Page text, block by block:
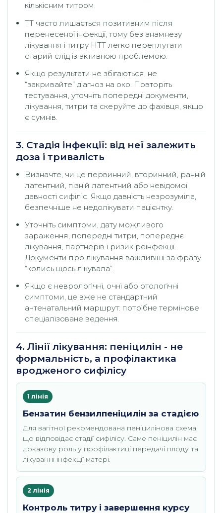
кількісним титром.
ТТ часто лишається позитивним після
перенесеної інфекції, тому без анамнезу
лікування і титру НТТ легко переплутати
старий слід із активною проблемою.
Якщо результати не збігаються, не
“закривайте” діагноз на око. Повторіть
тестування, уточніть попередні документи,
лікування, титри та скеруйте до фахівця, якщо
є сумнів.
3. Стадія інфекції: від неї залежить
доза і тривалість
Визначте, чи це первинний, вторинний, ранній
латентний, пізній латентний або невідомої
давності сифіліс. Якщо давність незрозуміла,
безпечніше не недолікувати пацієнтку.
Уточніть симптоми, дату можливого
зараження, попередні титри, попереднє
лікування, партнерів і ризик реінфекції.
Документи про лікування важливіші за фразу
“колись щось лікувала”.
Якщо є неврологічні, очні або отологічні
симптоми, це вже не стандартний
антенатальний маршрут: потрібне термінове
спеціалізоване ведення.
4. Лінії лікування: пеніцилін - не
формальність, а профілактика
вродженого сифілісу
1 лінія
Бензатин бензилпеніцилін за стадією
Для вагітної рекомендована пеніцилінова схема,
що відповідає стадії сифілісу. Саме пеніцилін має
доказову роль у профілактиці передачі плоду та
лікуванні інфекції матері.
2 лінія
Контроль титру і завершення курсу